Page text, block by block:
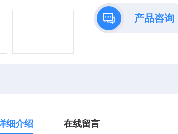
产品咨询
细介绍 在线留言